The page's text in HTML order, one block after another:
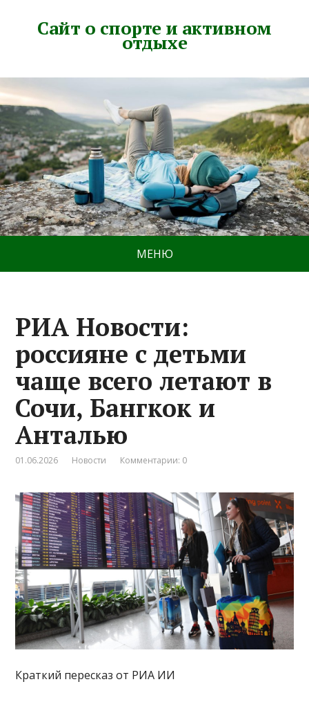
Сайт о спорте и активном
отдыхе
МЕНЮ
РИА Новости:
россияне с детьми
чаще всего летают в
Сочи, Бангкок и
Анталью
01.06.2026 Новости Комментарии: 0
Краткий пересказ от РИА ИИ